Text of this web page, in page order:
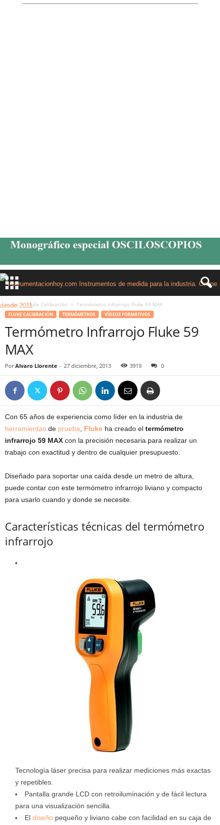
Inicio Fluke Calibración Termómetro Infrarrojo Fluke 59 MAX
FLUKE CALIBRACIÓN TERMÓMETROS VÍDEOS FORMATIVOS
Termómetro Infrarrojo Fluke 59
MAX
Por Alvaro Llorente - 27 diciembre, 2013 3919 0
Con 65 años de experiencia como líder en la industria de
herramientas de prueba Fluke ha creado el termómetro
infrarrojo 59 MAX con la precisión necesaria para realizar un
trabajo con exactitud y dentro de cualquier presupuesto.
Diseñado para soportar una caída desde un metro de altura,
puede contar con este termómetro infrarrojo liviano y compacto
para usarlo cuando y donde se necesite.
Características técnicas del termómetro
infrarrojo
Tecnología láser precisa para realizar mediciones más exactas
y repetibles.
Pantalla grande LCD con retroiluminación y de fácil lectura
para una visualización sencilla.
El diseño pequeño y liviano cabe con facilidad en su caja de